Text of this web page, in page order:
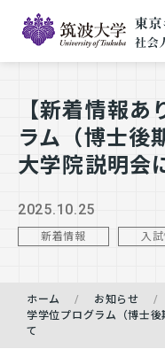
【新着情報
ラム（博士後
大学院説明会
2025.10.25
新着情報 入
ホーム お知らせ
学学位プログラム（博士
て